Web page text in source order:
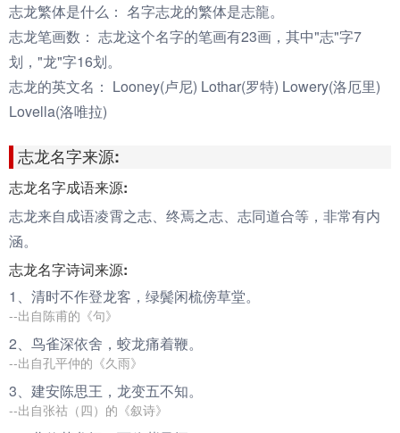
志龙繁体是什么： 名字志龙的繁体是志龍。
志龙笔画数： 志龙这个名字的笔画有23画，其中"志"字7
划，"龙"字16划。
志龙的英文名： Looney(卢尼) Lothar(罗特) Lowery(洛厄里)
Lovella(洛唯拉)
志龙名字来源:
志龙名字成语来源:
志龙来自成语凌霄之志、终焉之志、志同道合等，非常有内
涵。
志龙名字诗词来源:
1、清时不作登龙客，绿鬓闲梳傍草堂。
--出自陈甫的《句》
2、鸟雀深依舍，蛟龙痛着鞭。
--出自孔平仲的《久雨》
3、建安陈思王， 龙变五不知。
--出自张祜（四）的《叙诗》